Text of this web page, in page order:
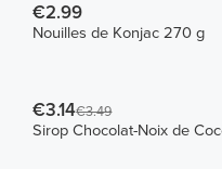
€2.99
Nouilles de Konjac 270 g
€3.14€3.49
Sirop Chocolat-Noix de